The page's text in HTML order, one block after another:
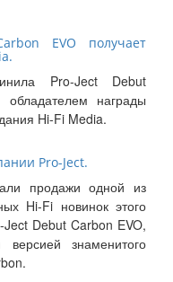
EVO получает
Pro-Ject Debut
награды
Hi-Fi Media.
Pro-Ject.
продажи одной из
Hi-Fi новинок этого
Debut Carbon EVO,
версией знаменитого